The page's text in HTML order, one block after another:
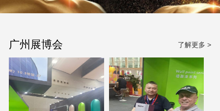
广州展博会 了解更多 >